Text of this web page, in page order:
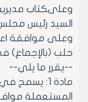
وعلىكتاب
السيد رئيس مجلس
وعلى موافقة
حلب (بالإجماع) في جلسته
--يقرر ما يلي--
مادة 1:
المستعملة موافقة